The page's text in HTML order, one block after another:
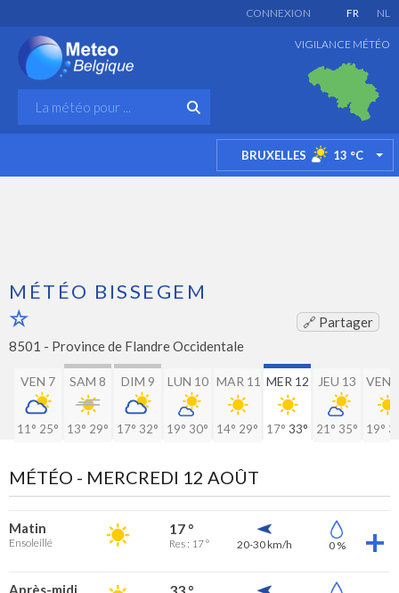
FR NL
CONNEXION
VIGILANCE MÉTÉO
BRUXELLES 13 °C
MÉTÉO BISSEGEM
🔗 Partager
8501 - Province de Flandre Occidentale
VEN 7
11° 25°
SAM 8
13° 29°
DIM 9
17° 32°
LUN 10
19° 30°
MAR 11
14° 29°
MER 12
17° 33°
JEU 13
21° 35°
VEN
19°
MÉTÉO - MERCREDI 12 AOÛT
Matin
Ensoleillé
17 °
Res : 17 ° 20-30 km/h 0 %
Après-midi